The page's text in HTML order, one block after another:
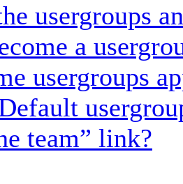
usergroups
a
usergroups
team” link?